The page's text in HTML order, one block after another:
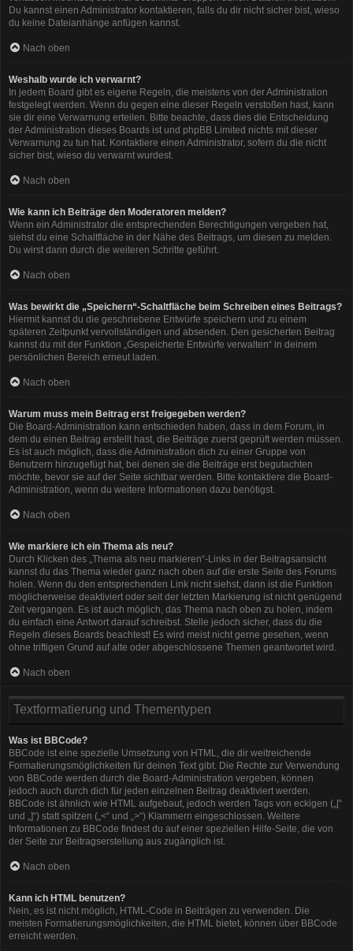
Du kannst einen Administrator kontaktieren, falls du dir nicht sicher bist, wieso
du keine Dateianhänge anfügen kannst.
Nach oben
Weshalb wurde ich verwarnt?
In jedem Board gibt es eigene Regeln, die meistens von der Administration
festgelegt werden. Wenn du gegen eine dieser Regeln verstoßen hast, kann
sie dir eine Verwarnung erteilen. Bitte beachte, dass dies die Entscheidung
der Administration dieses Boards ist und phpBB Limited nichts mit dieser
Verwarnung zu tun hat. Kontaktiere einen Administrator, sofern du die nicht
sicher bist, wieso du verwarnt wurdest.
Nach oben
Wie kann ich Beiträge den Moderatoren melden?
Wenn ein Administrator die entsprechenden Berechtigungen vergeben hat,
siehst du eine Schaltfläche in der Nähe des Beitrags, um diesen zu melden.
Du wirst dann durch die weiteren Schritte geführt.
Nach oben
Was bewirkt die „Speichern“-Schaltfläche beim Schreiben eines Beitrags?
Hiermit kannst du die geschriebene Entwürfe speichern und zu einem
späteren Zeitpunkt vervollständigen und absenden. Den gesicherten Beitrag
kannst du mit der Funktion „Gespeicherte Entwürfe verwalten“ in deinem
persönlichen Bereich erneut laden.
Nach oben
Warum muss mein Beitrag erst freigegeben werden?
Die Board-Administration kann entschieden haben, dass in dem Forum, in
dem du einen Beitrag erstellt hast, die Beiträge zuerst geprüft werden müssen.
Es ist auch möglich, dass die Administration dich zu einer Gruppe von
Benutzern hinzugefügt hat, bei denen sie die Beiträge erst begutachten
möchte, bevor sie auf der Seite sichtbar werden. Bitte kontaktiere die Board-
Administration, wenn du weitere Informationen dazu benötigst.
Nach oben
Wie markiere ich ein Thema als neu?
Durch Klicken des „Thema als neu markieren“-Links in der Beitragsansicht
kannst du das Thema wieder ganz nach oben auf die erste Seite des Forums
holen. Wenn du den entsprechenden Link nicht siehst, dann ist die Funktion
möglicherweise deaktiviert oder seit der letzten Markierung ist nicht genügend
Zeit vergangen. Es ist auch möglich, das Thema nach oben zu holen, indem
du einfach eine Antwort darauf schreibst. Stelle jedoch sicher, dass du die
Regeln dieses Boards beachtest! Es wird meist nicht gerne gesehen, wenn
ohne triftigen Grund auf alte oder abgeschlossene Themen geantwortet wird.
Nach oben
Textformatierung und Thementypen
Was ist BBCode?
BBCode ist eine spezielle Umsetzung von HTML, die dir weitreichende
Formatierungsmöglichkeiten für deinen Text gibt. Die Rechte zur Verwendung
von BBCode werden durch die Board-Administration vergeben, können
jedoch auch durch dich für jeden einzelnen Beitrag deaktiviert werden.
BBCode ist ähnlich wie HTML aufgebaut, jedoch werden Tags von eckigen („[“
und „]“) statt spitzen („<“ und „>“) Klammern eingeschlossen. Weitere
Informationen zu BBCode findest du auf einer speziellen Hilfe-Seite, die von
der Seite zur Beitragserstellung aus zugänglich ist.
Nach oben
Kann ich HTML benutzen?
Nein, es ist nicht möglich, HTML-Code in Beiträgen zu verwenden. Die
meisten Formatierungsmöglichkeiten, die HTML bietet, können über BBCode
erreicht werden.